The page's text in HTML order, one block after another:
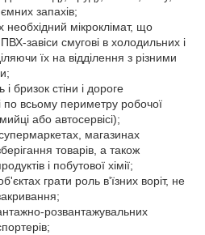
запахів;
мікроклімат, що
завіси смугові в холодильних і
їх на відділення з різними
бризок стіни і дороге
по всьому периметру робочої
або автосервісі);
магазинах
товарів, а також
і побутової хімії;
грати роль в'їзних воріт, не
розвантажувальних